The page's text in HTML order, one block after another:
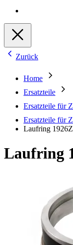
Zurück
Home
Ersatzteile
Ersatzteile für
Ersatzteile für
Laufring
Laufring